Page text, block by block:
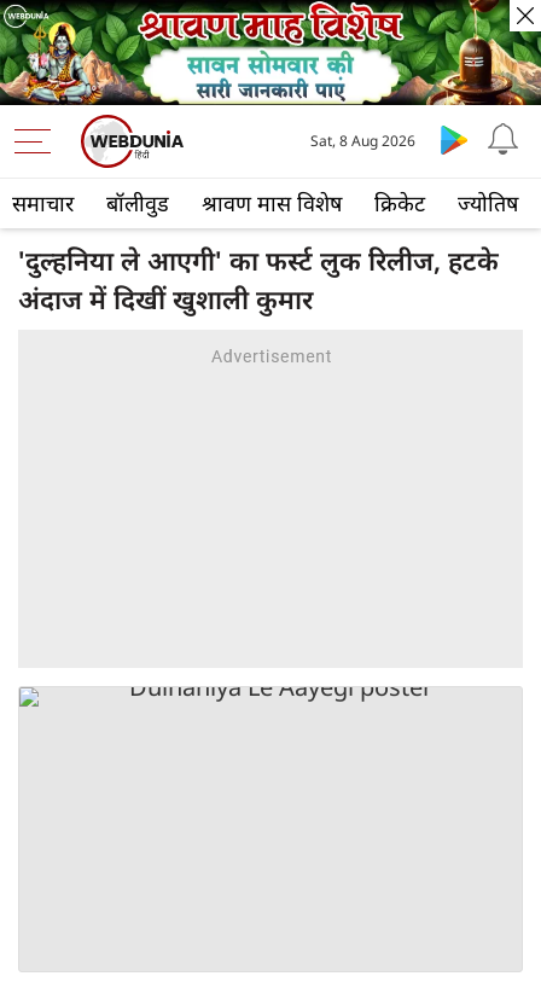
समाचार बॉलीवुड श्रावण मास विशेष क्रिकेट ज्योतिष
Sat, 8 Aug 2026
'दुल्हनिया ले आएगी' का फर्स्ट लुक रिलीज, हटके
अंदाज में दिखीं खुशाली कुमार